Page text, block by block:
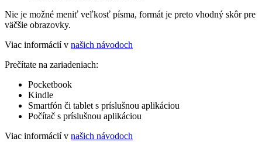
Nie je možné meniť veľkosť písma, formát je preto vhodný skôr pre
väčšie obrazovky.
Viac informácií v našich návodoch
Prečítate na zariadeniach:
Pocketbook
Kindle
Smartfón či tablet s príslušnou aplikáciou
Počítač s príslušnou aplikáciou
Viac informácií v našich návodoch